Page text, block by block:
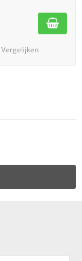
Vergelijken